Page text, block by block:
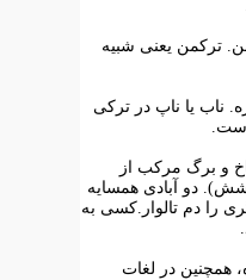
ترکمن یعنی شبیه
ناب یا ناپ در ترکی
و برگ مرکب از
دو آبادی همسایه
را دم تالوار.کسی به
همچنین در لغات